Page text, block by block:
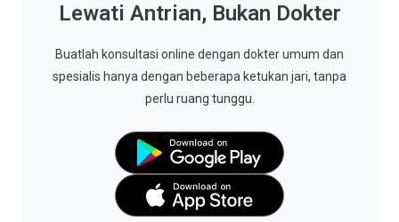
Lewati Antrian, Bukan Dokter
Buatlah konsultasi online dengan dokter umum dan
spesialis hanya dengan beberapa ketukan jari, tanpa
perlu ruang tunggu.